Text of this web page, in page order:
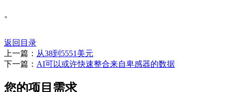
。
返回目录
上一篇： 从38到5551美元
下一篇： AI可以或许快速整合来自卑感器的数据
您的项目需求